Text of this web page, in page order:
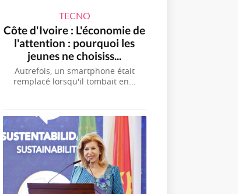
TECNO
Côte d'Ivoire : L'économie de
l'attention : pourquoi les
jeunes ne choisiss...
Autrefois, un smartphone était
remplacé lorsqu'il tombait en...